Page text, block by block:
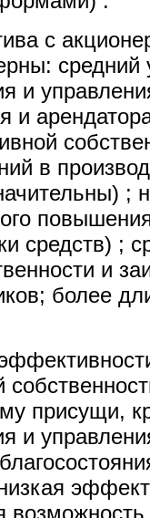
с
средний
и
и
в
;
средств) ;
и
более
присущи,
и